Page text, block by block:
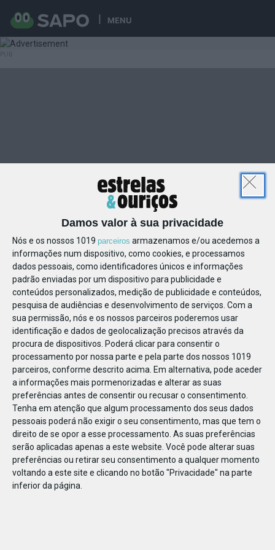
MENU
Damos valor à sua privacidade
Nós e os nossos 1019 parceiros armazenamos e/ou acedemos a
informações num dispositivo, como cookies, e processamos
dados pessoais, como identificadores únicos e informações
padrão enviadas por um dispositivo para publicidade e
conteúdos personalizados, medição de publicidade e conteúdos,
pesquisa de audiências e desenvolvimento de serviços. Com a
sua permissão, nós e os nossos parceiros poderemos usar
identificação e dados de geolocalização precisos através da
procura de dispositivos. Poderá clicar para consentir o
processamento por nossa parte e pela parte dos nossos 1019
parceiros, conforme descrito acima. Em alternativa, pode aceder
a informações mais pormenorizadas e alterar as suas
preferências antes de consentir ou recusar o consentimento.
Tenha em atenção que algum processamento dos seus dados
pessoais poderá não exigir o seu consentimento, mas que tem o
direito de se opor a esse processamento. As suas preferências
serão aplicadas apenas a este website. Você pode alterar suas
preferências ou retirar seu consentimento a qualquer momento
voltando a este site e clicando no botão "Privacidade" na parte
inferior da página.
85147633485937